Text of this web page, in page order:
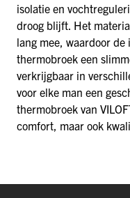
isolatie en
droog blijft. Het
lang mee, waardoor de
thermobroek een
verkrijgbaar in
voor elke man een
thermobroek van
comfort, maar ook